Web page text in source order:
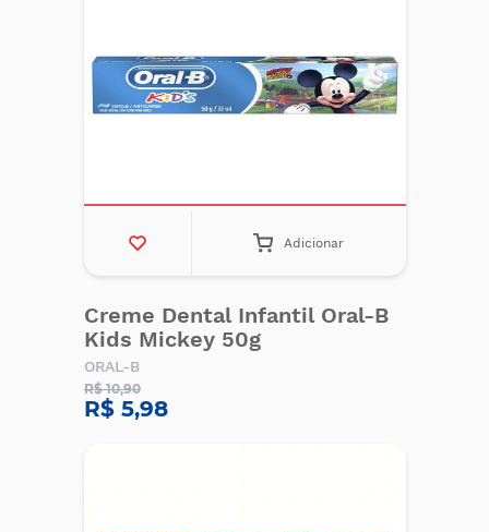
Adicionar
Creme Dental Infantil Oral-B
Kids Mickey 50g
ORAL-B
R$ 10,90
R$ 5,98